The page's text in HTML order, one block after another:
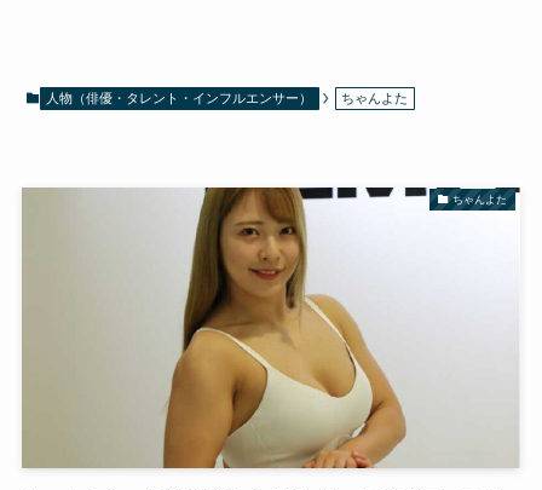
人物（俳優・タレント・インフルエンサー） ちゃんよた
ちゃんよた